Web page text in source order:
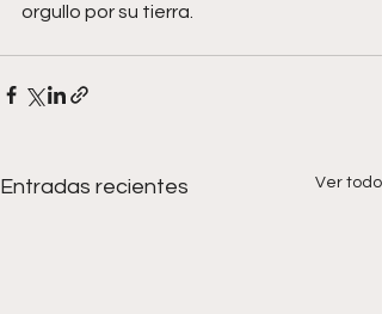
orgullo por su tierra.
Entradas recientes Ver todo